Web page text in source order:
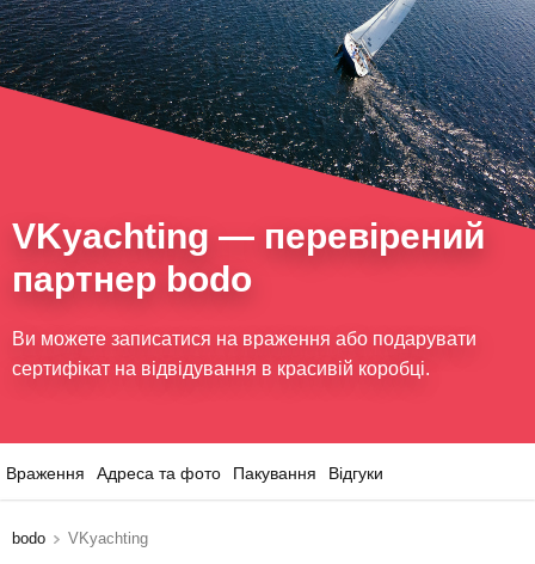
VKyachting — перевірений
партнер bodo
Ви можете записатися на враження або подарувати
сертифікат на відвідування в красивій коробці.
Враження Адреса та фото Пакування Відгуки
bodo VKyachting